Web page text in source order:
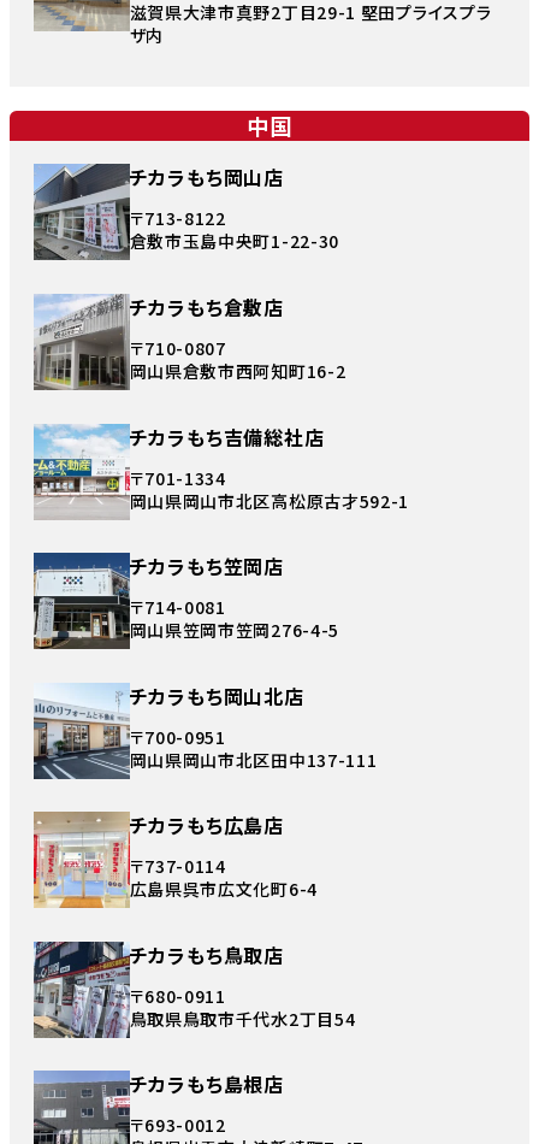
滋賀県大津市真野2丁目29-1 堅田プライスプラ
ザ内
中国
チカラもち岡山店
〒713-8122
倉敷市玉島中央町1-22-30
チカラもち倉敷店
〒710-0807
岡山県倉敷市西阿知町16-2
チカラもち吉備総社店
〒701-1334
岡山県岡山市北区高松原古才592-1
チカラもち笠岡店
〒714-0081
岡山県笠岡市笠岡276-4-5
チカラもち岡山北店
〒700-0951
岡山県岡山市北区田中137-111
チカラもち広島店
〒737-0114
広島県呉市広文化町6-4
チカラもち鳥取店
〒680-0911
鳥取県鳥取市千代水2丁目54
チカラもち島根店
〒693-0012